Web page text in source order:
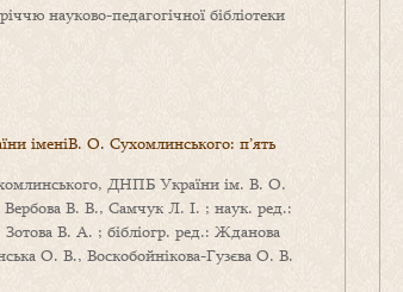
науково-педагогічної бібліотеки
іменіВ. О. Сухомлинського: п’ять
ДНПБ України ім. В. О.
В. В., Самчук Л. І. ; наук. ред.:
В. А. ; бібліогр. ред.: Жданова
О. В., Воскобойнікова-Гузєва О. В.